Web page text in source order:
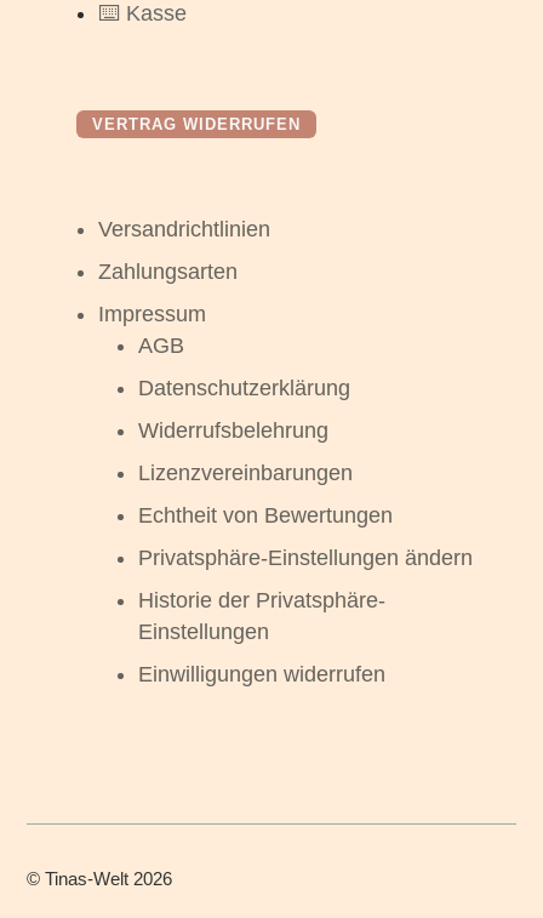
⌨️ Kasse
VERTRAG WIDERRUFEN
Versandrichtlinien
Zahlungsarten
Impressum
AGB
Datenschutzerklärung
Widerrufsbelehrung
Lizenzvereinbarungen
Echtheit von Bewertungen
Privatsphäre-Einstellungen ändern
Historie der Privatsphäre-
Einstellungen
Einwilligungen widerrufen
©Tinas-Welt 2026